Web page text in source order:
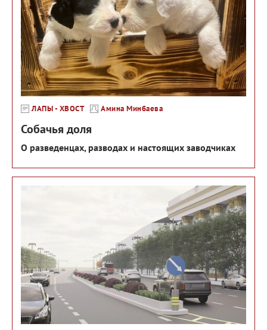
ЛАПЫ - ХВОСТ Амина Минбаева
Собачья доля
О разведенцах, разводах и настоящих заводчиках